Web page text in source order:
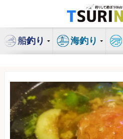
ン
船釣り 海釣り